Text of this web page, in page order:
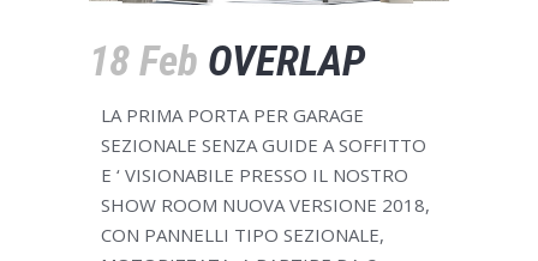
18 Feb OVERLAP
LA PRIMA PORTA PER GARAGE
SEZIONALE SENZA GUIDE A SOFFITTO
E ‘ VISIONABILE PRESSO IL NOSTRO
SHOW ROOM NUOVA VERSIONE 2018,
CON PANNELLI TIPO SEZIONALE,